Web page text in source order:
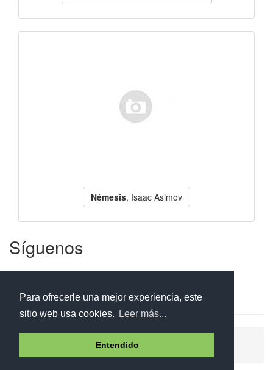
Para ofrecerle una mejor experiencia, este
sitio web usa cookies.
Leer más...
Entendido
Némesis, Isaac Asimov
Síguenos
Ayuda Aviso legal
Política de cookies
Política de privacidad